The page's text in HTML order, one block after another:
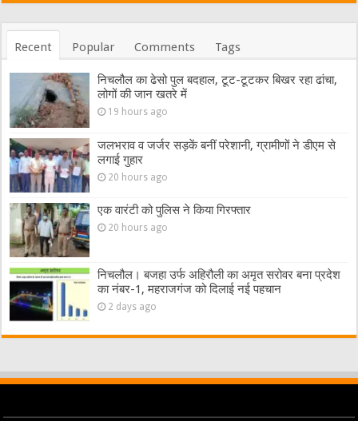
Recent Popular Comments Tags
निचलौल का ढेसो पुल बदहाल, टूट-टूटकर बिखर रहा ढांचा,
लोगों की जान खतरे में
19 hours ago
जलभराव व जर्जर सड़कें बनीं परेशानी, ग्रामीणों ने डीएम से
लगाई गुहार
20 hours ago
एक वारंटी को पुलिस ने किया गिरफ्तार
20 hours ago
निचलौल। बजहा उर्फ अहिरौली का अमृत सरोवर बना प्रदेश
का नंबर-1, महराजगंज को दिलाई नई पहचान
2 days ago